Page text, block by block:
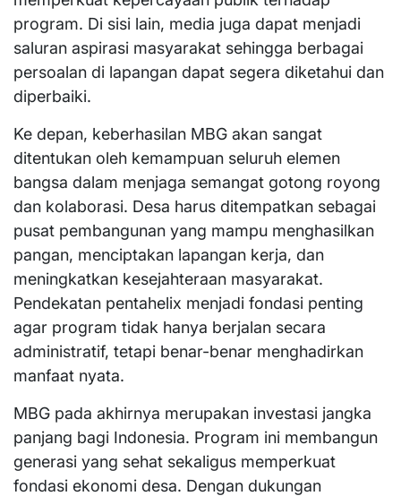
program. Di sisi lain, media juga dapat menjadi
saluran aspirasi masyarakat sehingga berbagai
persoalan di lapangan dapat segera diketahui dan
diperbaiki.
Ke depan, keberhasilan MBG akan sangat
ditentukan oleh kemampuan seluruh elemen
bangsa dalam menjaga semangat gotong royong
dan kolaborasi. Desa harus ditempatkan sebagai
pusat pembangunan yang mampu menghasilkan
pangan, menciptakan lapangan kerja, dan
meningkatkan kesejahteraan masyarakat.
Pendekatan pentahelix menjadi fondasi penting
agar program tidak hanya berjalan secara
administratif, tetapi benar-benar menghadirkan
manfaat nyata.
MBG pada akhirnya merupakan investasi jangka
panjang bagi Indonesia. Program ini membangun
generasi yang sehat sekaligus memperkuat
fondasi ekonomi desa. Dengan dukungan